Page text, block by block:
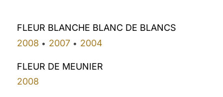
FLEUR BLANCHE BLANC DE BLANCS
2008 • 2007• 2004
FLEUR DE MEUNIER
2008